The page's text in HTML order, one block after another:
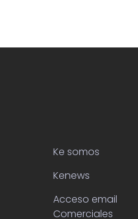
Ke somos
Kenews
Acceso email
Comerciales